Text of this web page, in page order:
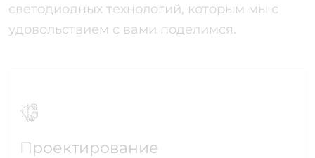
светодиодных технологий, которым мы с
удовольствием с вами поделимся.
Проектирование